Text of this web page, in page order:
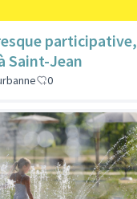
Saint-Jean
0